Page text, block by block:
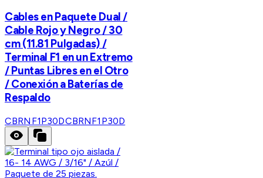
Cables en Paquete Dual /
Cable Rojo y Negro / 30
cm (11.81 Pulgadas) /
Terminal F1 en un Extremo
/ Puntas Libres en el Otro
/ Conexión a Baterías de
Respaldo
CBRNF1P30DCBRNF1P30D